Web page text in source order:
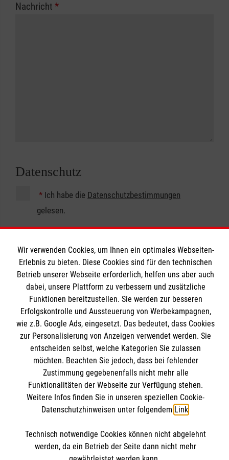
Nachricht *
Datenschutz
* Ich habe die Datenschutzbestimmungen
gelesen.
Abschicken
Malteser online
Malteser in Deutschland
Malteser Hausnotruf
Ehrenamtliche Mitarbeit
Wir verwenden Cookies, um Ihnen ein optimales Webseiten-
Erlebnis zu bieten. Diese Cookies sind für den technischen
Betrieb unserer Webseite erforderlich, helfen uns aber auch
dabei, unsere Plattform zu verbessern und zusätzliche
Funktionen bereitzustellen. Sie werden zur besseren
Erfolgskontrolle und Aussteuerung von Werbekampagnen,
wie z.B. Google Ads, eingesetzt. Das bedeutet, dass Cookies
zur Personalisierung von Anzeigen verwendet werden. Sie
entscheiden selbst, welche Kategorien Sie zulassen
möchten. Beachten Sie jedoch, dass bei fehlender
Zustimmung gegebenenfalls nicht mehr alle
Funktionalitäten der Webseite zur Verfügung stehen.
Weitere Infos finden Sie in unseren speziellen Cookie-
Datenschutzhinweisen unter folgendem Link.
Technisch notwendige Cookies können nicht abgelehnt
werden, da ein Betrieb der Seite dann nicht mehr